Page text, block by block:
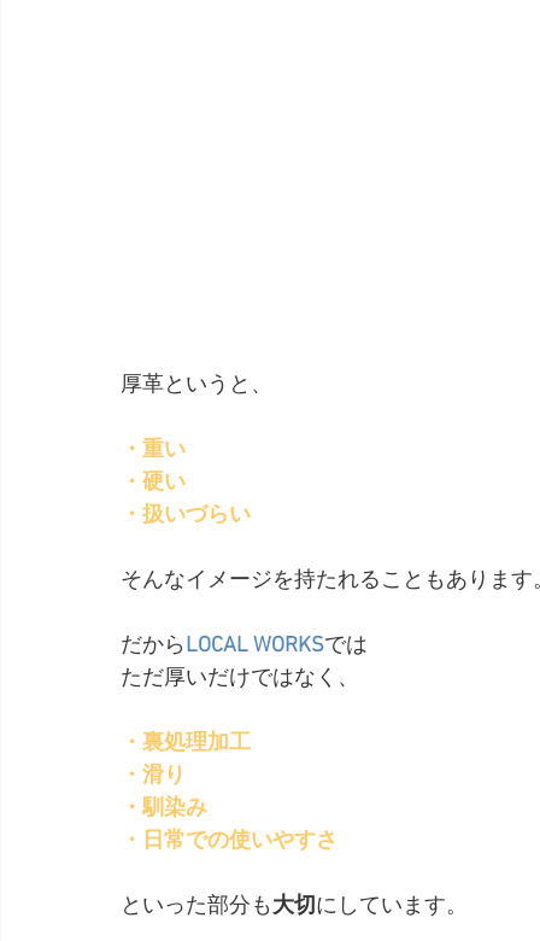
厚革というと、
・重い
・硬い
・扱いづらい
そんなイメージを持たれることもあります
だからLOCAL WORKSでは
ただ厚いだけではなく、
・裏処理加工
・滑り
・馴染み
・日常での使いやすさ
といった部分も大切にしています。